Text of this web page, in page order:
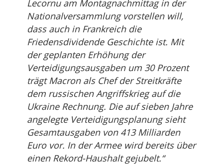
Lecornu am Montagnachmittag in der
Nationalversammlung vorstellen will,
dass auch in Frankreich die
Friedensdividende Geschichte ist. Mit
der geplanten Erhöhung der
Verteidigungsausgaben um 30 Prozent
trägt Macron als Chef der Streitkräfte
dem russischen Angriffskrieg auf die
Ukraine Rechnung. Die auf sieben Jahre
angelegte Verteidigungsplanung sieht
Gesamtausgaben von 413 Milliarden
Euro vor. In der Armee wird bereits über
einen Rekord-Haushalt gejubelt.“